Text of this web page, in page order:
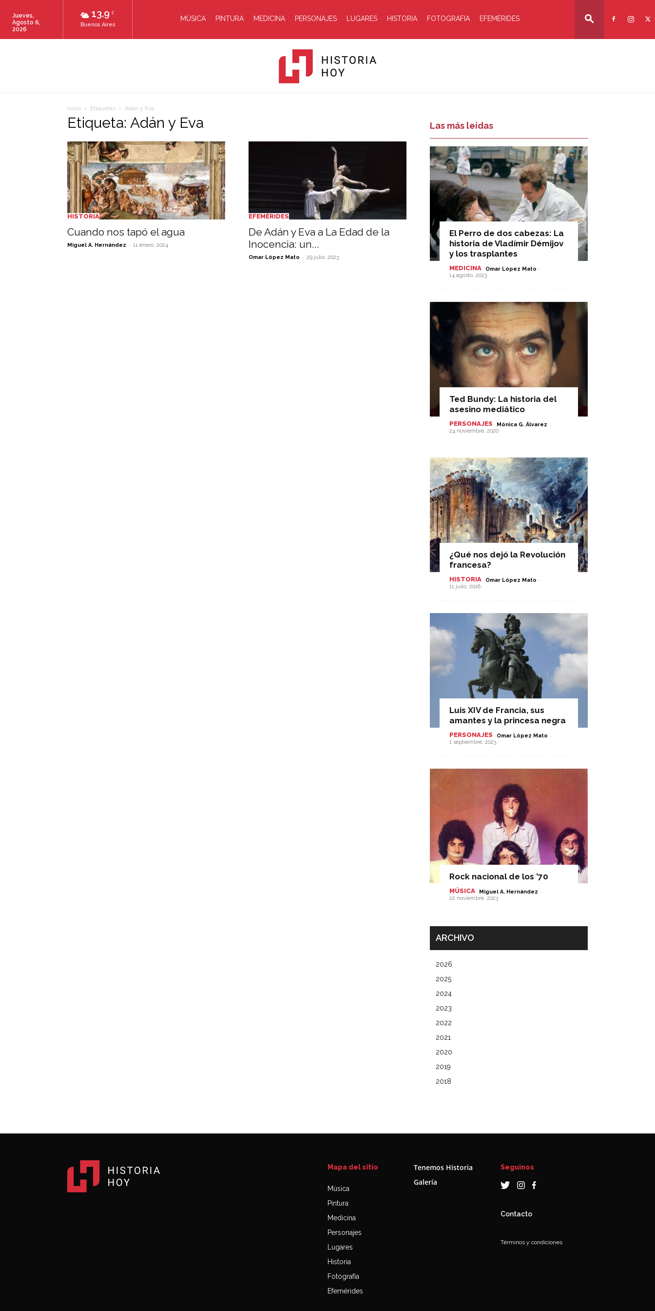
13.9 C
Buenos Aires
Jueves,
Agosto 6,
2026
MÚSICA PINTURA MEDICINA PERSONAJES LUGARES HISTORIA FOTOGRAFIA EFEMÉRIDES
Hoy
Inicio Etiquetas Adán y Eva
Etiqueta: Adán y Eva
HISTORIA
Cuando nos tapó el agua
Miguel A. Hernández - 11 enero, 2024
EFEMÉRIDES
De Adán y Eva a La Edad de la
Inocencia: un...
Omar López Mato - 29 julio, 2023
Las más leídas
El Perro de dos cabezas: La
historia de Vladímir Démijov
y los trasplantes
MEDICINA Omar López Mato -
14 agosto, 2023
Ted Bundy: La historia del
asesino mediático
PERSONAJES Mónica G. Álvarez -
24 noviembre, 2020
¿Qué nos dejó la Revolución
francesa?
HISTORIA Omar López Mato -
11 julio, 2018
Luis XIV de Francia, sus
amantes y la princesa negra
PERSONAJES Omar López Mato -
1 septiembre, 2023
Rock nacional de los ’70
MÚSICA Miguel A. Hernández -
22 noviembre, 2023
ARCHIVO
2026
2025
2024
2023
2022
2021
2020
2019
2018
Mapa del sitio
Música
Pintura
Medicina
Personajes
Lugares
Historia
Fotografía
Efemérides
Tenemos Historia
Galería
Seguinos
Contacto
Términos y condiciones